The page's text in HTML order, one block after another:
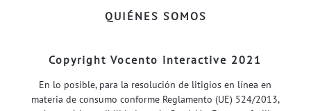
QUIÉNES SOMOS
Copyright Vocento interactive 2021
En lo posible, para la resolución de litigios en línea en
materia de consumo conforme Reglamento (UE) 524/2013,